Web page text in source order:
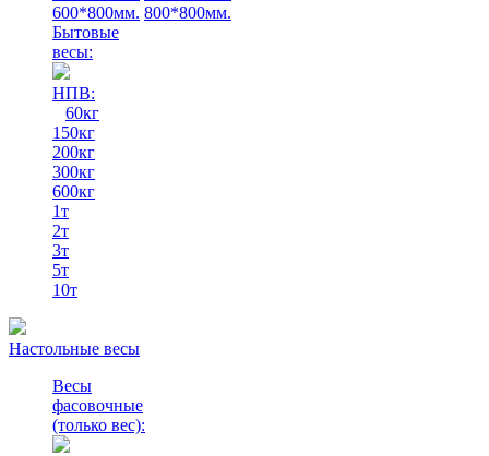
600*800мм. 800*800мм.
Бытовые
весы:
НПВ:
60кг
150кг
200кг
300кг
600кг
1т
2т
3т
5т
10т
Настольные весы
Весы
фасовочные
(только вес):